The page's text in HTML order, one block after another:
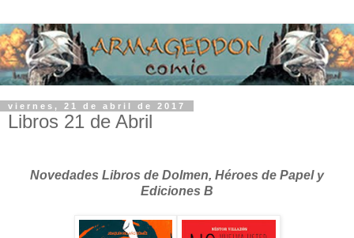
viernes, 21 de abril de 2017
Libros 21 de Abril
Novedades Libros de Dolmen, Héroes de Papel y
Ediciones B